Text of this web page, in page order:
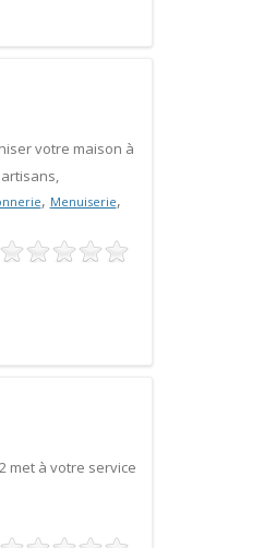
votre maison à
, Menuiserie,
met à votre service